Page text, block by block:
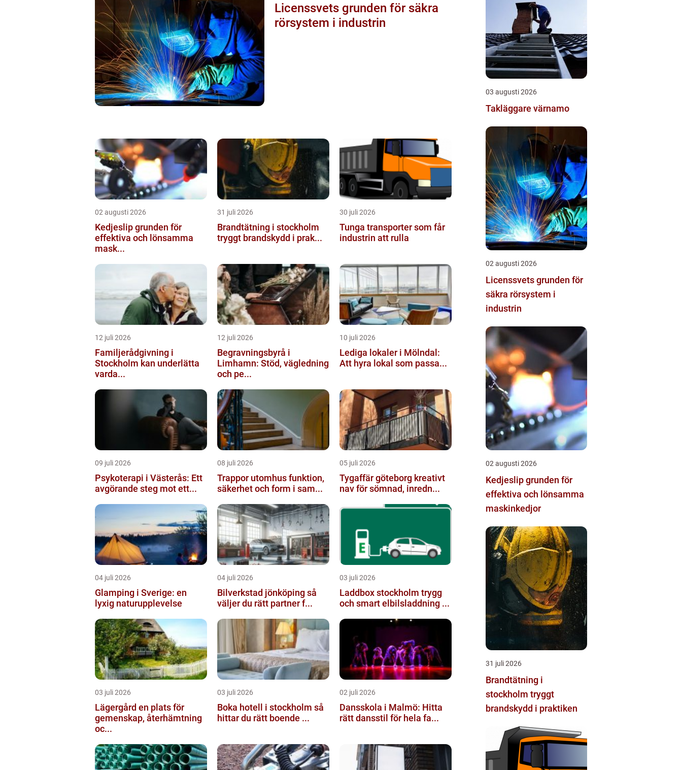
Licenssvets grunden för säkra
rörsystem i industrin
02 augusti 2026
Kedjeslip grunden för
effektiva och lönsamma
mask...
31 juli 2026
Brandtätning i stockholm
tryggt brandskydd i prak...
30 juli 2026
Tunga transporter som får
industrin att rulla
12 juli 2026
Familjerådgivning i
Stockholm kan underlätta
varda...
12 juli 2026
Begravningsbyrå i
Limhamn: Stöd, vägledning
och pe...
10 juli 2026
Lediga lokaler i Mölndal:
Att hyra lokal som passa...
09 juli 2026
Psykoterapi i Västerås: Ett
avgörande steg mot ett...
08 juli 2026
Trappor utomhus funktion,
säkerhet och form i sam...
05 juli 2026
Tygaffär göteborg kreativt
nav för sömnad, inredn...
04 juli 2026
Glamping i Sverige: en
lyxig naturupplevelse
04 juli 2026
Bilverkstad jönköping så
väljer du rätt partner f...
03 juli 2026
Laddbox stockholm trygg
och smart elbilsladdning ...
03 juli 2026
Lägergård en plats för
gemenskap, återhämtning
oc...
03 juli 2026
Boka hotell i stockholm så
hittar du rätt boende ...
02 juli 2026
Dansskola i Malmö: Hitta
rätt dansstil för hela fa...
03 augusti 2026
Takläggare värnamo
02 augusti 2026
Licenssvets grunden för
säkra rörsystem i
industrin
02 augusti 2026
Kedjeslip grunden för
effektiva och lönsamma
maskinkedjor
31 juli 2026
Brandtätning i
stockholm tryggt
brandskydd i praktiken